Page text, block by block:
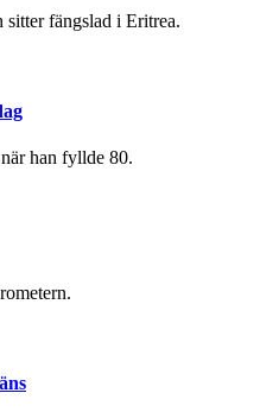
sitter fängslad i Eritrea.
han fyllde 80.